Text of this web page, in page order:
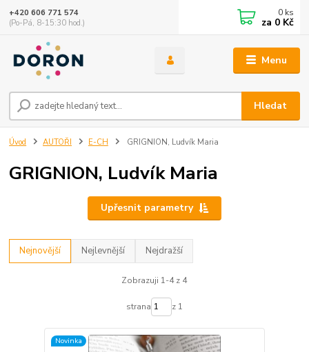
Menu
Hledat
+420 606 771 574
(Po-Pá, 8-15:30 hod.)
0 ks
za 0 Kč
Úvod AUTOŘI E-CH GRIGNION, Ludvík Maria
GRIGNION, Ludvík Maria
Upřesnit parametry
Nejnovější Nejlevnější Nejdražší
Zobrazuji 1-4 z 4
strana z 1
Novinka